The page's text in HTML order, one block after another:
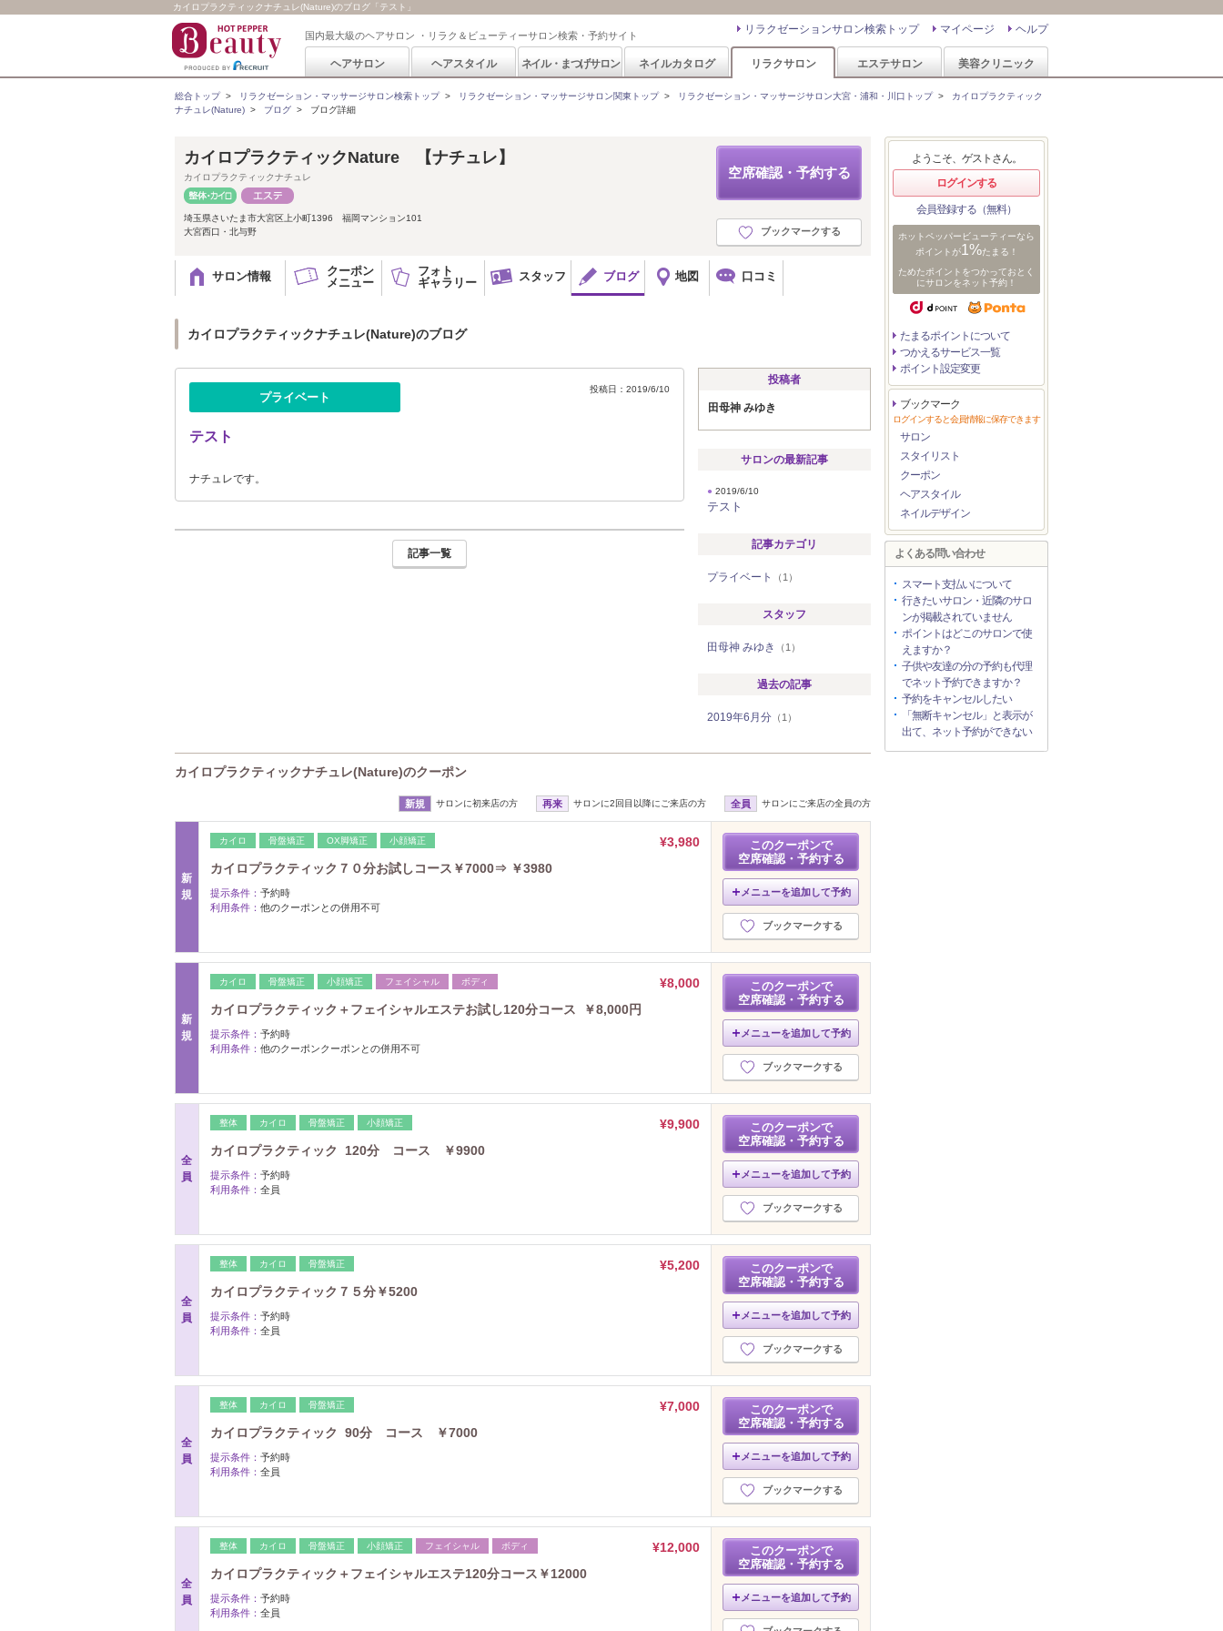
カイロプラクティックナチュレ(Nature)のブログ「テスト」
国内最大級のヘアサロン ・リラク＆ビューティーサロン検索・予約サイト ヘルプ
マイページ
リラクゼーションサロン検索トップ
ヘアサロン ヘアスタイル ネイル・まつげサロン ネイルカタログ リラクサロン エステサロン 美容クリニック
総合トップ> リラクゼーション・マッサージサロン検索トップ> リラクゼーション・マッサージサロン関東トップ> リラクゼーション・マッサージサロン大宮・浦和・川口トップ> カイロプラクティック
ナチュレ(Nature) > ブログ > ブログ詳細
空席確認・予約する
ブックマークする
カイロプラクティックNature 【ナチュレ】
カイロプラクティックナチュレ
埼玉県さいたま市大宮区上小町1396 福岡マンション101
大宮西口・北与野
サロン情報
クーポン
メニュー
フォト
ギャラリー
スタッフ ブログ 地図 口コミ
カイロプラクティックナチュレ(Nature)のブログ
プライベート
投稿日：2019/6/10
テスト
ナチュレです。
記事一覧
投稿者
田母神 みゆき
サロンの最新記事
● 2019/6/10
テスト
記事カテゴリ
プライベート （1）
スタッフ
田母神 みゆき （1）
過去の記事
2019年6月分 （1）
カイロプラクティックナチュレ(Nature)のクーポン
新規 サロンに初来店の方 再来 サロンに2回目以降にご来店の方 全員 サロンにご来店の全員の方
新
規
カイロ 骨盤矯正 OX脚矯正 小顔矯正
¥3,980
カイロプラクティック７０分お試しコース￥7000⇒ ￥3980
提示条件： 予約時
利用条件： 他のクーポンとの併用不可
このクーポンで
空席確認・予約する
メニューを追加して予約
ブックマークする
新
規
カイロ 骨盤矯正 小顔矯正 フェイシャル ボディ
¥8,000
カイロプラクティック＋フェイシャルエステお試し120分コース ￥8,000円
提示条件： 予約時
利用条件： 他のクーポンクーポンとの併用不可
このクーポンで
空席確認・予約する
メニューを追加して予約
ブックマークする
全
員
整体 カイロ 骨盤矯正 小顔矯正
¥9,900
カイロプラクティック 120分 コース ￥9900
提示条件： 予約時
利用条件： 全員
このクーポンで
空席確認・予約する
メニューを追加して予約
ブックマークする
全
員
整体 カイロ 骨盤矯正
¥5,200
カイロプラクティック７５分￥5200
提示条件： 予約時
利用条件： 全員
このクーポンで
空席確認・予約する
メニューを追加して予約
ブックマークする
全
員
整体 カイロ 骨盤矯正
¥7,000
カイロプラクティック 90分 コース ￥7000
提示条件： 予約時
利用条件： 全員
このクーポンで
空席確認・予約する
メニューを追加して予約
ブックマークする
全
員
整体 カイロ 骨盤矯正 小顔矯正 フェイシャル ボディ
¥12,000
カイロプラクティック＋フェイシャルエステ120分コース￥12000
提示条件： 予約時
利用条件： 全員
このクーポンで
空席確認・予約する
メニューを追加して予約
ようこそ、ゲストさん。
ログインする
会員登録する（無料）
ホットペッパービューティーなら
ポイントが1%たまる！
ためたポイントをつかっておとく
にサロンをネット予約！
たまるポイントについて
つかえるサービス一覧
ポイント設定変更
ブックマーク
ログインすると会員情報に保存できます
サロン
スタイリスト
クーポン
ヘアスタイル
ネイルデザイン
よくある問い合わせ
スマート支払いについて
行きたいサロン・近隣のサロ
ンが掲載されていません
ポイントはどこのサロンで使
えますか？
子供や友達の分の予約も代理
でネット予約できますか？
予約をキャンセルしたい
「無断キャンセル」と表示が
出て、ネット予約ができない